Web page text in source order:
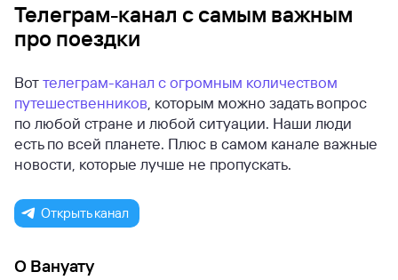
Телеграм-канал с самым важным
про поездки
Воттелеграм-канал с огромным количеством
путешественников, которым можно задать вопрос
по любой стране и любой ситуации. Наши люди
есть по всей планете. Плюс в самом канале важные
новости, которые лучше не пропускать.
Открыть канал
О Вануату